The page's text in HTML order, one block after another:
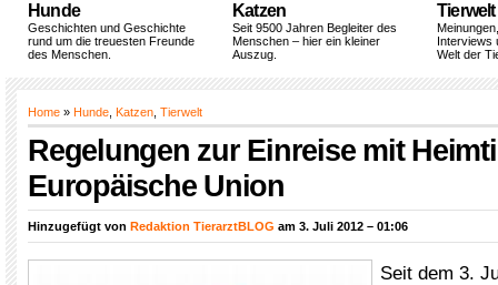
Hunde
Geschichten und Geschichte
rund um die treuesten Freunde
des Menschen.
Katzen
Seit 9500 Jahren Begleiter des
Menschen – hier ein kleiner
Auszug.
Tierwelt
Interviews
Welt der
Home » Hunde Katzen Tierwelt
Regelungen zur Einreise mit
Europäische Union
Hinzugefügt von Redaktion TierarztBLOG am 3. Juli 2012 – 01:06
Seit dem 3.